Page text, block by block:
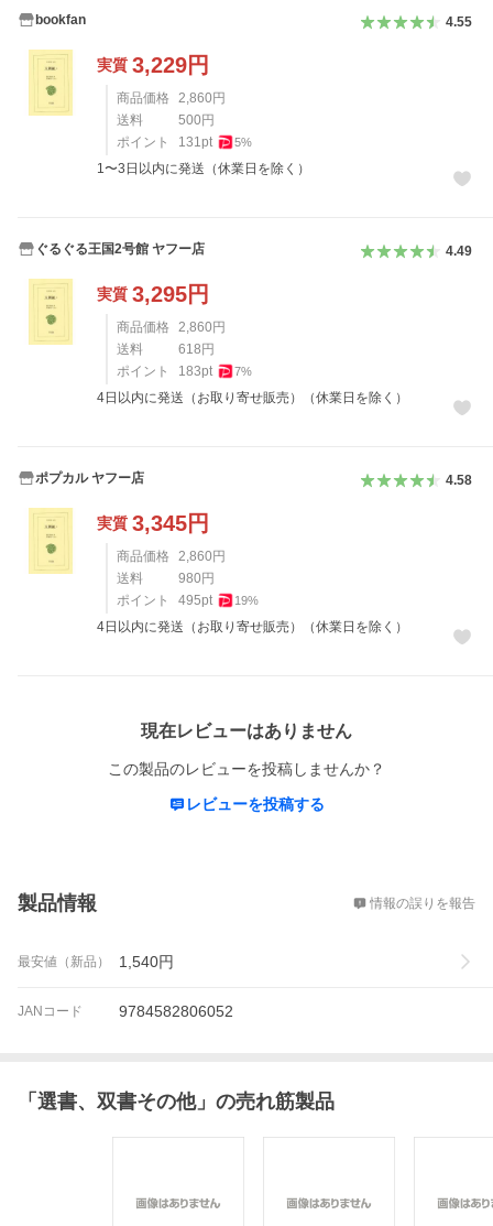
bookfan 4.55
実質 3,229円
商品価格 2,860 円
送料
500 円
ポイント
131pt 5%
1〜3日以内に発送（休業日を除く）
ぐるぐる王国2号館 ヤフー店 4.49
実質 3,295円
商品価格 2,860 円
送料
618 円
ポイント
183pt 7%
4日以内に発送（お取り寄せ販売）（休業日を除く）
ポプカル ヤフー店 4.58
実質 3,345円
商品価格 2,860 円
送料
980 円
ポイント
495pt 19%
4日以内に発送（お取り寄せ販売）（休業日を除く）
現在レビューはありません
この製品のレビューを投稿しませんか？
レビューを投稿する
製品情報 情報の誤りを報告
最安値（新品） 1,540円
JANコード 9784582806052
「 選書、双書その他」の売れ筋製品